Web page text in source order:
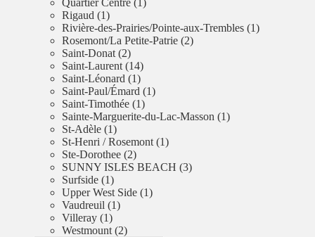
Rigaud (1)
Rivière-des-Prairies/Pointe-aux-Trembles (1)
Rosemont/La Petite-Patrie (2)
Saint-Donat (2)
Saint-Laurent (14)
Saint-Léonard (1)
Saint-Paul/Émard (1)
Saint-Timothée (1)
Sainte-Marguerite-du-Lac-Masson (1)
St-Adèle (1)
St-Henri / Rosemont (1)
Ste-Dorothee (2)
SUNNY ISLES BEACH (3)
Surfside (1)
Upper West Side (1)
Vaudreuil (1)
Villeray (1)
Westmount (2)